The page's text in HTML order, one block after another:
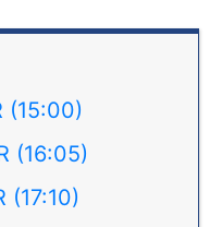
(15:00)
(16:05)
(17:10)